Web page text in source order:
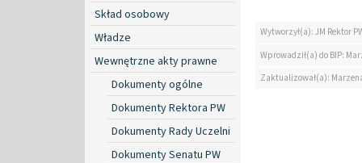
Skład osobowy
Władze
Wewnętrzne akty prawne
Dokumenty ogólne
Dokumenty Rektora PW
Dokumenty Rady Uczelni
Dokumenty Senatu PW
Wytworzył(a): JM Rektor
Wprowadził(a) do BIP:
Zaktualizował(a):